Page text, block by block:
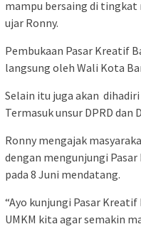
mampu bersaing di tingkat
ujar Ronny.
Pembukaan Pasar Kreatif
langsung oleh Wali Kota
Selain itu juga akan
Termasuk unsur DPRD dan
Ronny mengajak
dengan mengunjungi
pada 8 Juni mendatang.
“Ayo kunjungi Pasar
UMKM kita agar semakin